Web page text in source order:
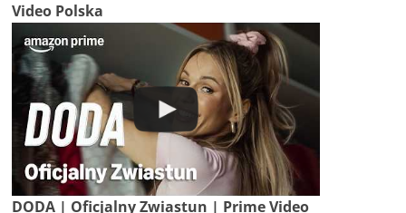
Video Polska
DODA | Oficjalny Zwiastun | Prime Video